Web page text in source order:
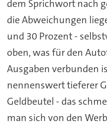
dem Sprichwort nach
die Abweichungen
und 30 Prozent -
oben, was für den
Ausgaben verbunden
nennenswert tieferer
Geldbeutel - das
man sich von den